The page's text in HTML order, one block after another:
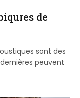
de
sont des
peuvent